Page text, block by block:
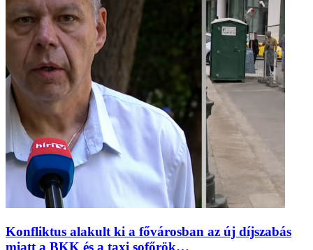
Konfliktus alakult ki a fővárosban az új díjszabás
miatt a BKK és a taxi sofőrök…